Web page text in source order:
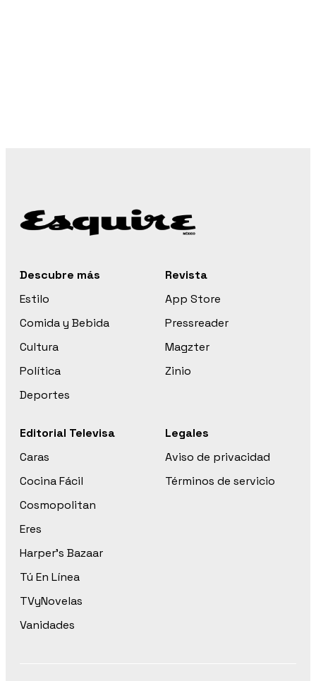
Descubre más
Estilo
Comida y Bebida
Cultura
Política
Deportes
Revista
App Store
Pressreader
Magzter
Zinio
Editorial Televisa
Caras
Cocina Fácil
Cosmopolitan
Eres
Harper’s Bazaar
Tú En Línea
TVyNovelas
Vanidades
Legales
Aviso de privacidad
Términos de servicio